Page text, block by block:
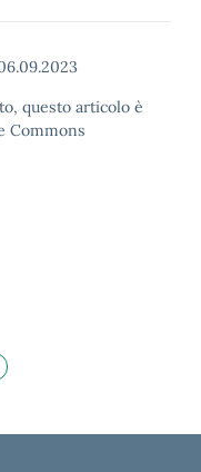
questo articolo è
Commons